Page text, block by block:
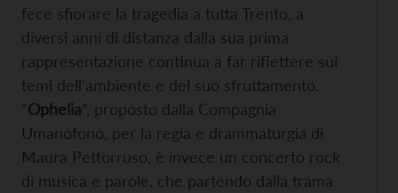
fece sfiorare la tragedia a tutta Trento, a
diversi anni di distanza dalla sua prima
rappresentazione continua a far riflettere sui
temi dell’ambiente e del suo sfruttamento.
“Ophelia”, proposto dalla Compagnia
Umanofono, per la regia e drammaturgia di
Maura Pettorruso, è invece un concerto rock
di musica e parole, che partendo dalla trama